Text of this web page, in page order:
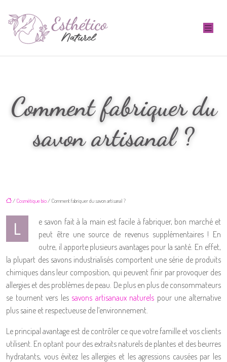
Comment fabriquer du
savon artisanal ?
/ Cosmétique bio/ Comment fabriquer du savon artisanal ?
L
e savon fait à la main est facile à fabriquer, bon marché et
peut être une source de revenus supplémentaires ! En
outre, il apporte plusieurs avantages pour la santé. En effet,
la plupart des savons industrialisés comportent une série de produits
chimiques dans leur composition, qui peuvent finir par provoquer des
allergies et des problèmes de peau. De plus en plus de consommateurs
se tournent vers les savons artisanaux naturels pour une alternative
plus saine et respectueuse de l’environnement.
Le principal avantage est de contrôler ce que votre famille et vos clients
utilisent. En optant pour des extraits naturels de plantes et des beurres
hydratants, vous évitez les allergies et les agressions causées par les